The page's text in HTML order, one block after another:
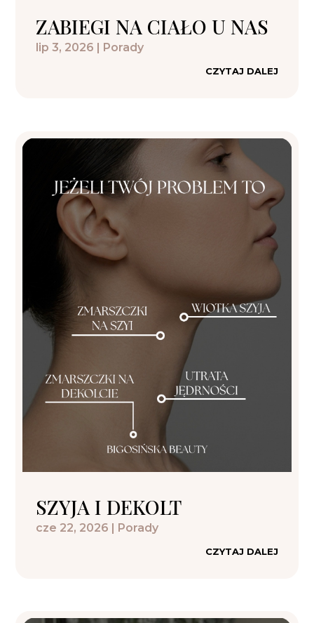
ZABIEGI NA CIAŁO U NAS
lip 3, 2026 Porady
CZYTAJ DALEJ
SZYJA I DEKOLT
cze 22, 2026 | Porady
CZYTAJ DALEJ